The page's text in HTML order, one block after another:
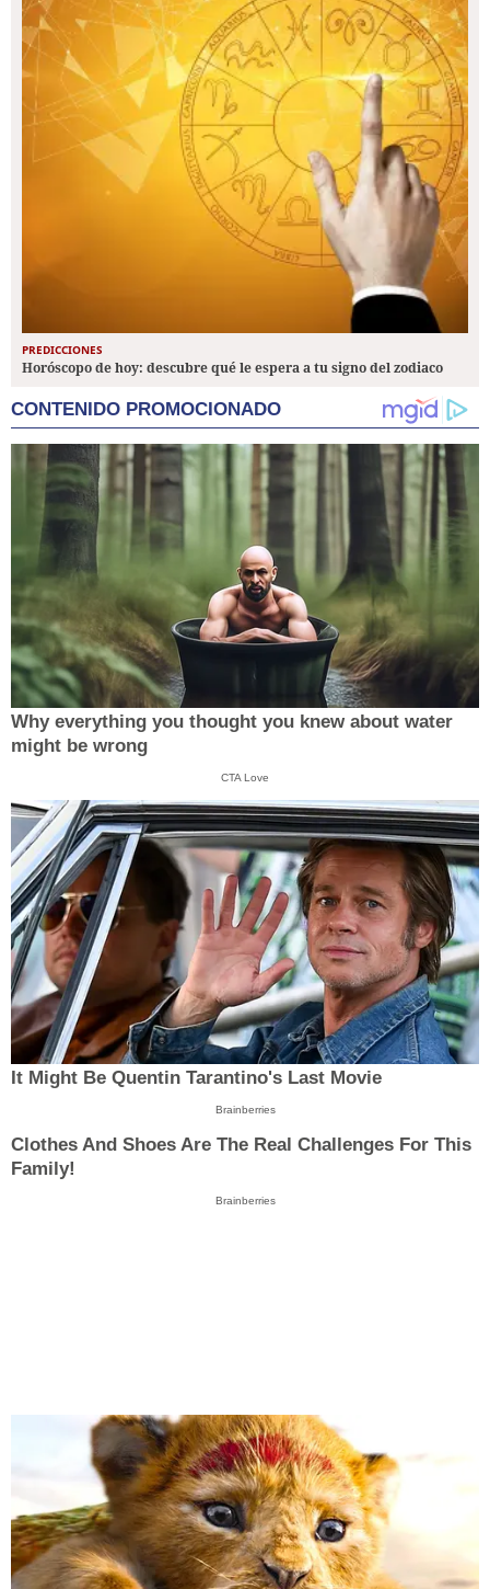
PREDICCIONES
Horóscopo de hoy: descubre qué le espera a tu signo del zodiaco
CONTENIDO PROMOCIONADO
Why everything you thought you knew about water
might be wrong
CTA Love
It Might Be Quentin Tarantino's Last Movie
Brainberries
Clothes And Shoes Are The Real Challenges For This
Family!
Brainberries